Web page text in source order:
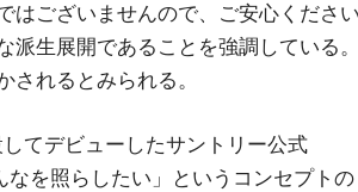
はございませんので、ご安心ください
生展開であることを強調している。
れるとみられる。
てデビューしたサントリー公式
を照らしたい」というコンセプトの